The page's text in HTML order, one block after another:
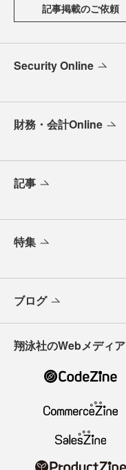
記事掲載のご依頼
Security Online
財務・会計Online
記事
特集
ブログ
翔泳社のWebメディア